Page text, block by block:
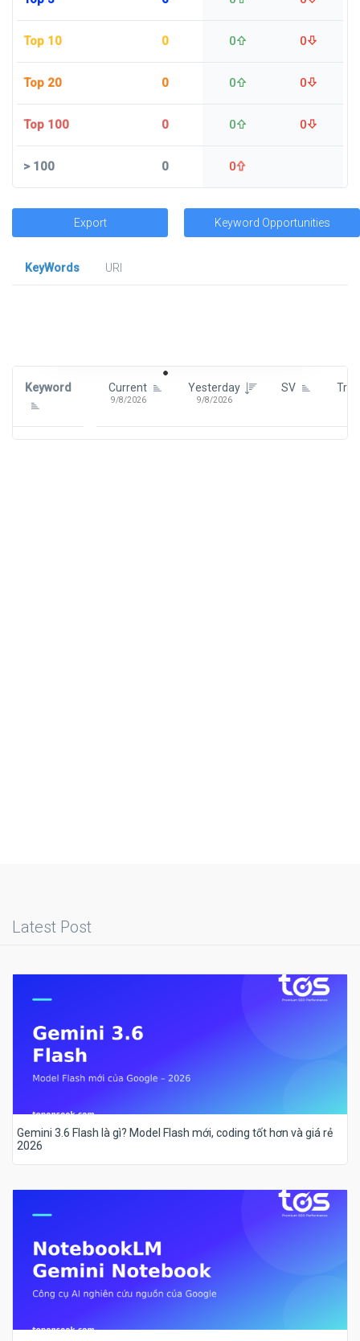
Top 10 0 0 0
Top 20 0 0 0
Top 100 0 0 0
>100 0 0
Export Keyword Opportunities
KeyWords
URl
Keyword Current
9/8/2026
Yesterday
9/8/2026
SV
Latest Post
Gemini 3.6 Flash là gì? Model Flash mới, coding tốt hơn và giá rẻ
2026